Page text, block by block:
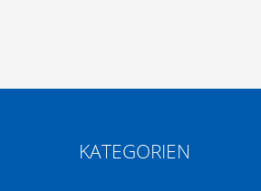
KATEGORIEN